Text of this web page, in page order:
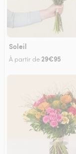
Soleil
À partir de 29€95